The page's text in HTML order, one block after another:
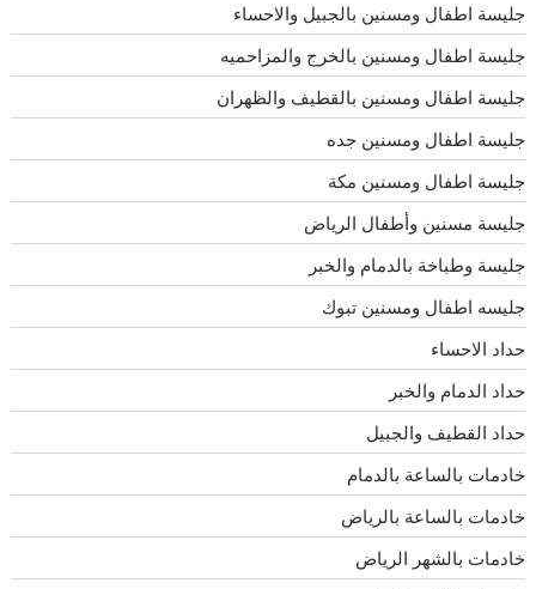
جليسة اطفال ومسنين بالجبيل والاحساء
جليسة اطفال ومسنين بالخرج والمزاحميه
جليسة اطفال ومسنين بالقطيف والظهران
جليسة اطفال ومسنين جده
جليسة اطفال ومسنين مكة
جليسة مسنين وأطفال الرياض
جليسة وطباخة بالدمام والخبر
جليسه اطفال ومسنين تبوك
حداد الاحساء
حداد الدمام والخبر
حداد القطيف والجبيل
خادمات بالساعة بالدمام
خادمات بالساعة بالرياض
خادمات بالشهر الرياض